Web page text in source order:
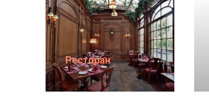
Ресторан